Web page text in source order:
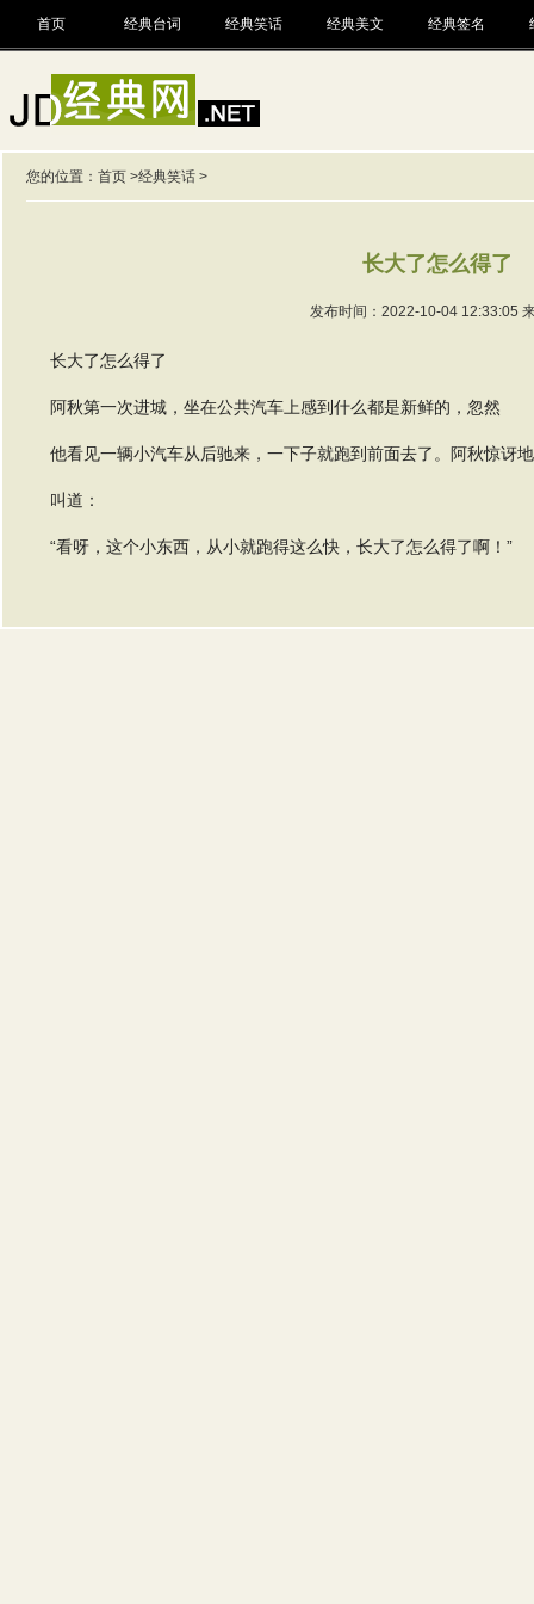
首页 经典台词 经典笑话 经典美文 经典签名
您的位置： 首页 >经典笑话 >
长大了怎么得了
发布时间：2022-10-04 12:33:05
长大了怎么得了
阿秋第一次进城，坐在公共汽车上感到什么都是新鲜的，忽然
他看见一辆小汽车从后驰来，一下子就跑到前面去了。阿秋惊讶地
叫道：
“看呀，这个小东西，从小就跑得这么快，长大了怎么得了啊！”